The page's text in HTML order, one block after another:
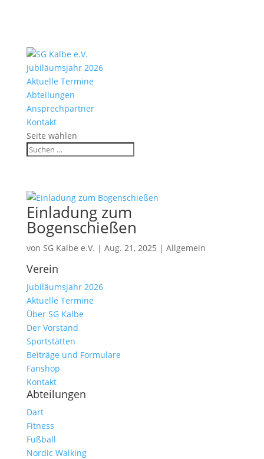
Jubiläumsjahr 2026
Aktuelle Termine
Abteilungen
Ansprechpartner
Kontakt
Seite wählen
Einladung zum
Bogenschießen
von SG Kalbe e.V. | Aug. 21, 2025 | Allgemein
Verein
Jubiläumsjahr 2026
Aktuelle Termine
Über SG Kalbe
Der Vorstand
Sportstätten
Beiträge und Formulare
Fanshop
Kontakt
Abteilungen
Dart
Fitness
Fußball
Nordic Walking